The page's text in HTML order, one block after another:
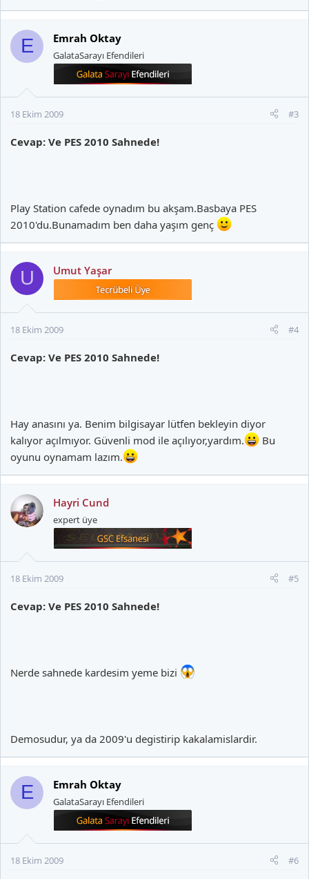
E Emrah Oktay
GalataSarayı Efendileri
18 Ekim 2009 #3
Cevap: Ve PES 2010 Sahnede!
Play Station cafede oynadım bu akşam.Basbaya PES
2010'du.Bunamadım ben daha yaşım genç
U Umut Yaşar
18 Ekim 2009 #4
Cevap: Ve PES 2010 Sahnede!
Hay anasını ya. Benim bilgisayar lütfen bekleyin diyor
kalıyor açılmıyor. Güvenli mod ile açılıyor,yardım.
Bu
oyunu oynamam lazım.
Hayri Cund
expert üye
18 Ekim 2009 #5
Cevap: Ve PES 2010 Sahnede!
Nerde sahnede kardesim yeme bizi
Demosudur, ya da 2009'u degistirip kakalamislardir.
E Emrah Oktay
GalataSarayı Efendileri
18 Ekim 2009 #6